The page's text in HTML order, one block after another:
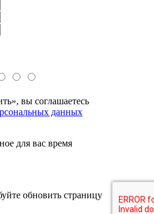
вы соглашаетесь
данных
для вас время
обновить страницу